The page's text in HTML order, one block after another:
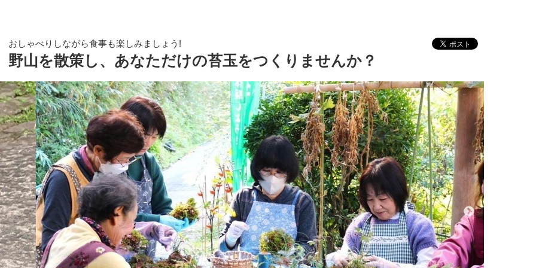
おしゃべりしながら食事も楽しみましょう!
野山を散策し、あなただけの苔玉をつくりませんか？